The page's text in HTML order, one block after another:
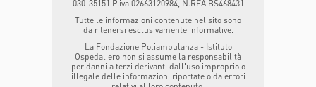
030-35151 P.iva 02663120984, N.REA BS468431
Tutte le informazioni contenute nel sito sono
da ritenersi esclusivamente informative.
La Fondazione Poliambulanza - Istituto
Ospedaliero non si assume la responsabilità
per danni a terzi derivanti dall'uso improprio o
illegale delle informazioni riportate o da errori